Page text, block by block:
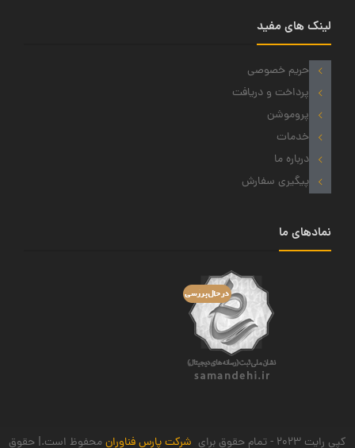
لینک های مفید
حریم خصوصی
پرداخت و دریافت
پروموشن
خدمات
درباره ما
پیگیری سفارش
نمادهای ما
کپی رایت 2023 - تمام حقوق برای شرکت پارس فناورانمحفوظ است.| حقوق